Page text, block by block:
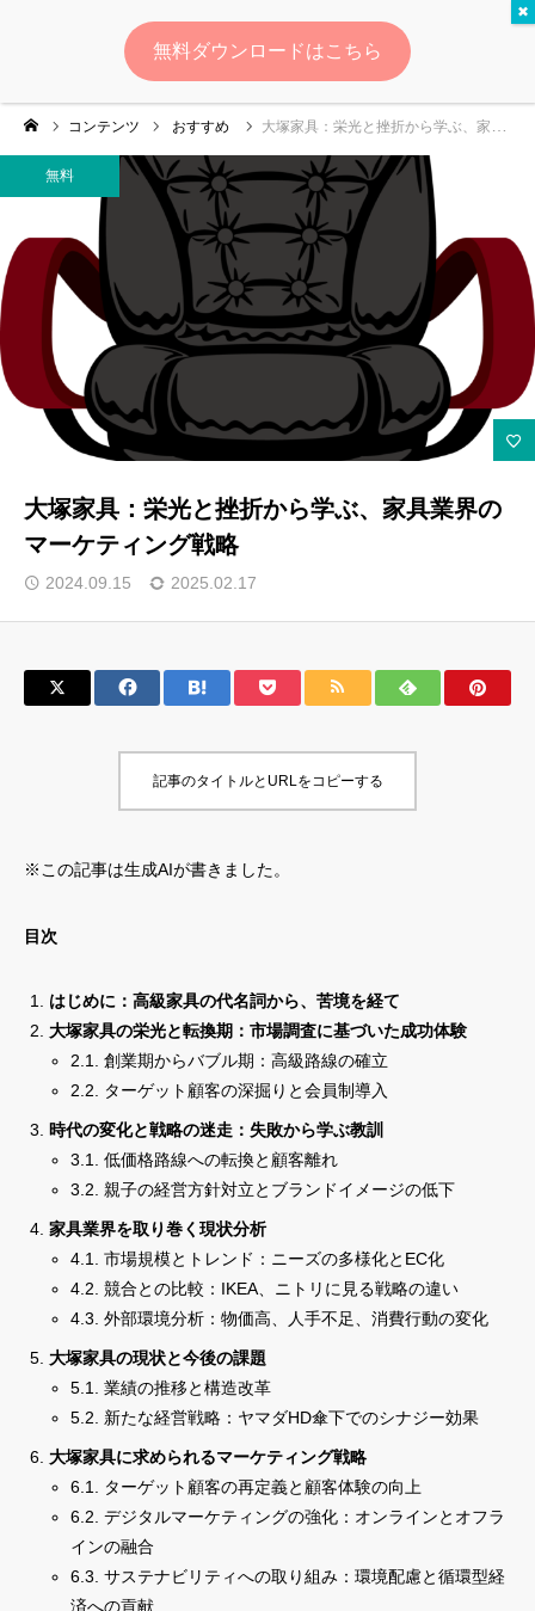
無料
コンテンツ おすすめ 大塚家具：栄光と挫折から学ぶ、家具業界のマーケティング戦略
無料
大塚家具：栄光と挫折から学ぶ、家具業界の
マーケティング戦略
2024.09.15 2025.02.17
記事のタイトルとURLをコピーする
※この記事は生成AIが書きました。
目次
はじめに：高級家具の代名詞から、苦境を経て
大塚家具の栄光と転換期：市場調査に基づいた成功体験
2.1. 創業期からバブル期：高級路線の確立
2.2. ターゲット顧客の深掘りと会員制導入
時代の変化と戦略の迷走：失敗から学ぶ教訓
3.1. 低価格路線への転換と顧客離れ
3.2. 親子の経営方針対立とブランドイメージの低下
家具業界を取り巻く現状分析
4.1. 市場規模とトレンド：ニーズの多様化とEC化
4.2. 競合との比較：IKEA、ニトリに見る戦略の違い
4.3. 外部環境分析：物価高、人手不足、消費行動の変化
大塚家具の現状と今後の課題
5.1. 業績の推移と構造改革
5.2. 新たな経営戦略：ヤマダHD傘下でのシナジー効果
大塚家具に求められるマーケティング戦略
6.1. ターゲット顧客の再定義と顧客体験の向上
6.2. デジタルマーケティングの強化：オンラインとオフラ
インの融合
6.3. サステナビリティへの取り組み：環境配慮と循環型経
済への貢献
ログイン 会員登録
ゆいマーケとは？
実績・お客様の声
無料診断
イベント・セミナー情報
コンテンツ
LINEお友達登録
スポンサー登録
サロン会員登録
ログイン
利用規約
運営会社
無料ダウンロードはこちら